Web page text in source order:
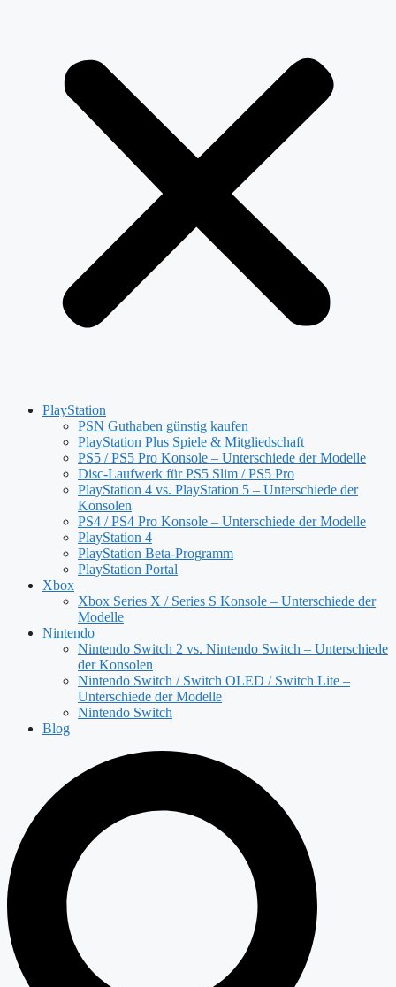
PlayStation
PSN Guthaben günstig kaufen
PlayStation Plus Spiele & Mitgliedschaft
PS5 / PS5 Pro Konsole – Unterschiede der Modelle
Disc-Laufwerk für PS5 Slim / PS5 Pro
PlayStation 4 vs. PlayStation 5 – Unterschiede der
Konsolen
PS4 / PS4 Pro Konsole – Unterschiede der Modelle
PlayStation 4
PlayStation Beta-Programm
PlayStation Portal
Xbox
Xbox Series X / Series S Konsole – Unterschiede der
Modelle
Nintendo
Nintendo Switch 2 vs. Nintendo Switch – Unterschiede
der Konsolen
Nintendo Switch / Switch OLED / Switch Lite –
Unterschiede der Modelle
Nintendo Switch
Blog